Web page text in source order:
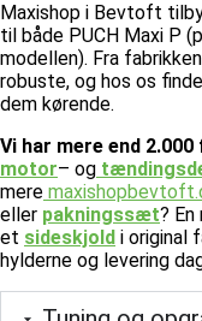
Maxishop i Bevtoft
til både PUCH Maxi P
modellen). Fra
robuste, og hos os
dem kørende.
Vi har mere end
motor– og
mere
eller pakningssæt? En
et sideskjold i original
hylderne og levering